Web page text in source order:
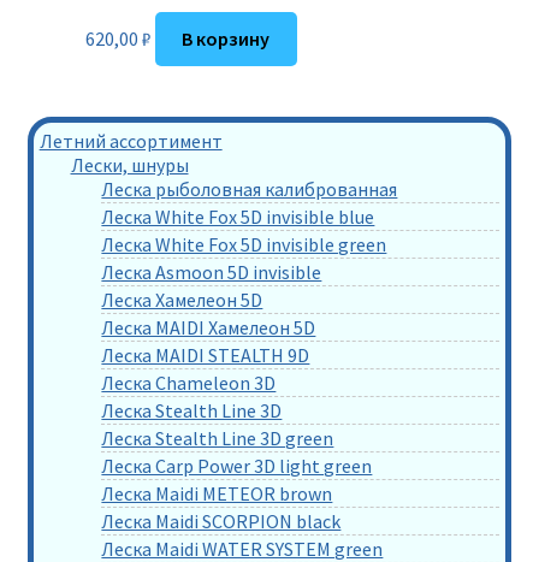
620,00 ₽ В корзину
Летний ассортимент
Лески, шнуры
Леска рыболовная калиброванная
Леска White Fox 5D invisible blue
Леска White Fox 5D invisible green
Леска Asmoon 5D invisible
Леска Хамелеон 5D
Леска MAIDI Хамелеон 5D
Леска MAIDI STEALTH 9D
Леска Chameleon 3D
Леска Stealth Line 3D
Леска Stealth Line 3D green
Леска Carp Power 3D light green
Леска Maidi METEOR brown
Леска Maidi SCORPION black
Леска Maidi WATER SYSTEM green